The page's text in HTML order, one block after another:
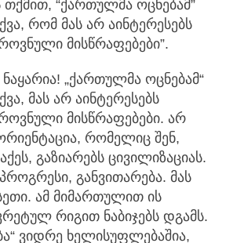
თქმით, “ქართულმა ოცნებამ”
რომ მას არ აინტერესებს
მისწრაფებები”.
„ქართულმა ოცნებამ“
მას არ აინტერესებს
მისწრაფებები. არ
რომელიც შენ,
გაზიარებს ცივილიზაციას.
განვითარება. მას
ამ მიმართულით ის
რიგით ნაბიჯებს დგამს.
ვიდრე ხელისუფლებაშია,